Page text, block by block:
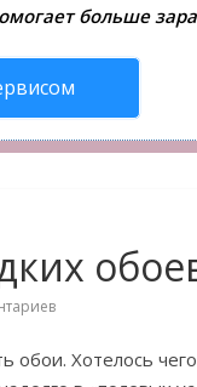
больше
обои. Хотелось